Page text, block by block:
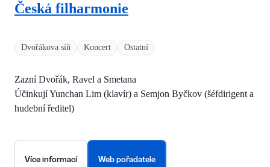
Dvořákova síň Koncert Ostatní
Česká filharmonie
Zazní Dvořák, Ravel a Smetana
Účinkují Yunchan Lim (klavír) a Semjon Byčkov (šéfdirigent a
hudební ředitel)
Více informací Web pořadatele